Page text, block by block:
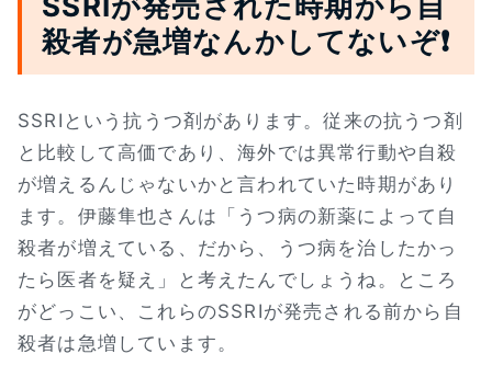
殺者が急増なんかしてないぞ❗
SSRIという抗うつ剤があります。従来の抗うつ剤
と比較して高価であり、海外では異常行動や自殺
が増えるんじゃないかと言われていた時期があり
ます。伊藤隼也さんは「うつ病の新薬によって自
殺者が増えている、だから、うつ病を治したかっ
たら医者を疑え」と考えたんでしょうね。ところ
がどっこい、これらのSSRIが発売される前から自
殺者は急増しています。